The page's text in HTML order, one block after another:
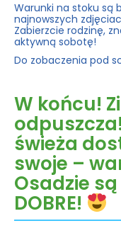
Warunki na stoku są
najnowszych
Zabierzcie rodzinę,
aktywną sobotę!
Do zobaczenia pod
W końcu!
odpuszcza!
świeża
swoje –
Osadzie są
DOBRE!